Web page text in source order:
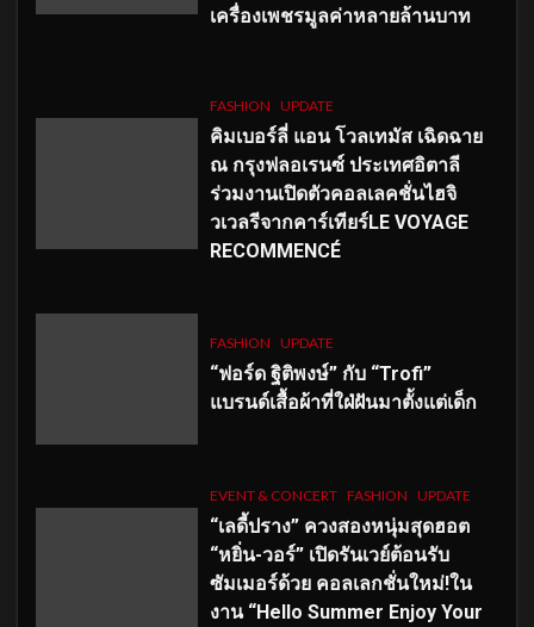
เครื่องเพชรมูลค่าหลายล้านบาท
FASHION UPDATE
คิมเบอร์ลี่ แอน โวลเทมัส เฉิดฉาย
ณ กรุงฟลอเรนซ์ ประเทศอิตาลี
ร่วมงานเปิดตัวคอลเลคชั่นไฮจิ
วเวลรีจากคาร์เทียร์LE VOYAGE
RECOMMENCÉ
FASHION UPDATE
“ฟอร์ด ฐิติพงษ์” กับ “Trofi”
แบรนด์เสื้อผ้าที่ใฝ่ฝันมาตั้งแต่เด็ก
EVENT & CONCERT FASHION UPDATE
“เลดี้ปราง” ควงสองหนุ่มสุดฮอต
“หยิ่น-วอร์” เปิดรันเวย์ต้อนรับ
ซัมเมอร์ด้วย คอลเลกชั่นใหม่!ใน
งาน “Hello Summer Enjoy Your